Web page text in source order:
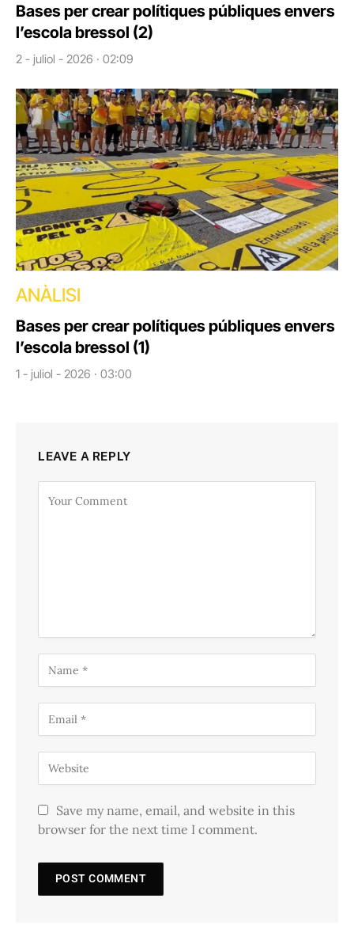
Bases per crear polítiques públiques envers
l’escola bressol (2)
2 - juliol - 2026 · 02:09
ANÀLISI
Bases per crear polítiques públiques envers
l’escola bressol (1)
1 - juliol - 2026 · 03:00
LEAVE A REPLY
Save my name, email, and website in this
browser for the next time I comment.